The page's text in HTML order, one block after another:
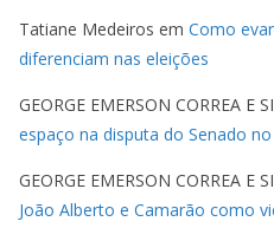
Tatiane Medeiros em Como
diferenciam nas eleições
GEORGE EMERSON CORREA E
espaço na disputa do Senado
GEORGE EMERSON CORREA E
João Alberto e Camarão como